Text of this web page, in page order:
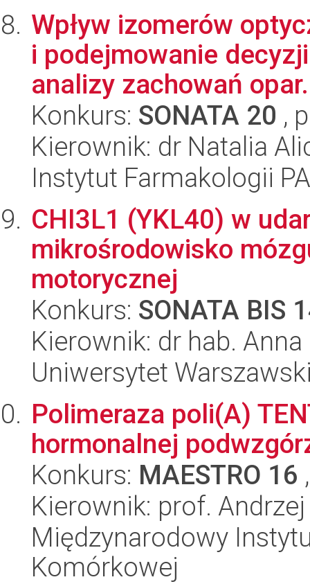
Wpływ izomerów
i podejmowanie
analizy zachowań
Konkurs: SONATA 20 ,
Kierownik: dr Natalia
Instytut Farmakologii
CHI3L1 (YKL40) w
mikrośrodowisko
motorycznej
Konkurs: SONATA BIS
Kierownik: dr hab.
Uniwersytet
Polimeraza poli(A)
hormonalnej
Konkurs: MAESTRO 16
Kierownik: prof.
Międzynarodowy
Komórkowej